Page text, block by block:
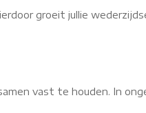
groeit jullie
vast te houden. In